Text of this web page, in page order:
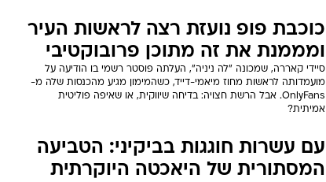
כוכבת פופ נועזת רצה לראשות העיר
ומממנת את זה מתוכן פרובוקטיבי
סיידי קאררה, שמכונה "לה ניניה", העלתה פוסטר רשמי בו הודיעה על
מועמדותה לראשות מחוז מיאמי-דייד, כשהמימון מגיע מהכנסות שלה מ-
OnlyFans. אבל הרשת חצויה: בדיחה שיווקית, או שאיפה פוליטית
אמיתית?
עם עשרות חוגגות בביקיני: הטביעה
המסתורית של היאכטה היוקרתית